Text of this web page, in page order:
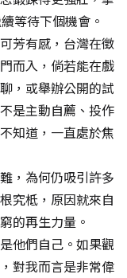
等待下個機會。
芳有感，台灣在徵
而入，倘若能在戲
，或舉辦公開的試
是主動自薦、投作
知道，一直處於焦
，為何仍吸引許多
究柢，原因就來自
的再生力量。
他們自己。如果觀
對我而言是非常偉